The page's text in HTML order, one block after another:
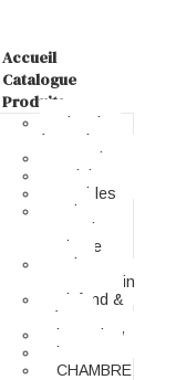
Accueil
Catalogue
Produits
Chambre
à coucher
Dressing
Cuisines
Meubles
salon
marocain
moderne
salon
contemporain
Plafond &
Déco
bungalow
bureau
CHAMBRE